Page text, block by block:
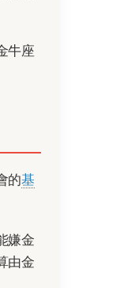
牛座
的基
嫌金
由金